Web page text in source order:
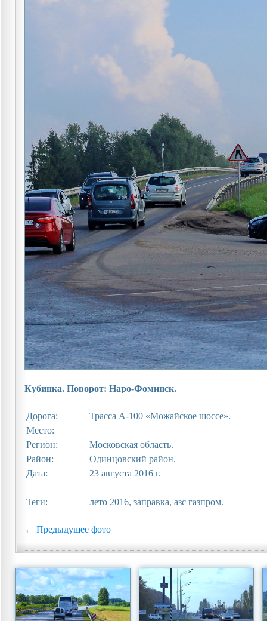
Кубинка. Поворот: Наро-Фоминск.
Дорога:
Трасса А-100 «Можайское шоссе».
Место:
Регион:
Московская область.
Район:
Одинцовский район.
Дата:
23 августа 2016 г.
Теги: лето 2016, заправка, азс газпром.
← Предыдущее фото